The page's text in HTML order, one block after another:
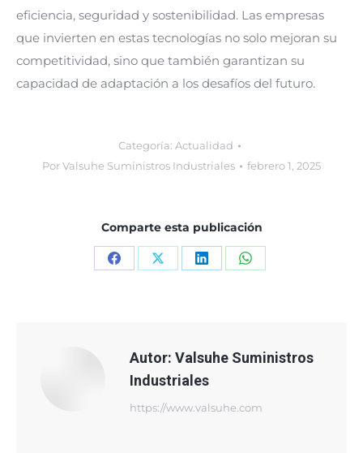
eficiencia, seguridad y sostenibilidad. Las empresas
que invierten en estas tecnologías no solo mejoran su
competitividad, sino que también garantizan su
capacidad de adaptación a los desafíos del futuro.
Categoría: Actualidad
PorValsuhe Suministros Industriales febrero 1, 2025
Comparte esta publicación
Share Share Share Share
Autor: Valsuhe Suministros
Industriales
https://www.valsuhe.com